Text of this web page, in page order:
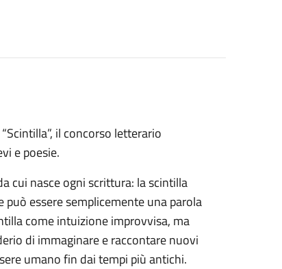
il concorso letterario
e poesie.
cui nasce ogni scrittura: la scintilla
può essere semplicemente una parola
come intuizione improvvisa, ma
di immaginare e raccontare nuovi
umano fin dai tempi più antichi.